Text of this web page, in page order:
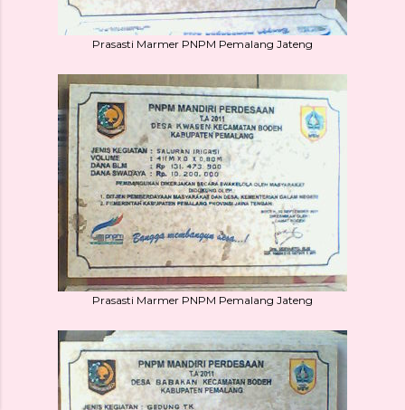
Prasasti Marmer PNPM Pemalang Jateng
Prasasti Marmer PNPM Pemalang Jateng